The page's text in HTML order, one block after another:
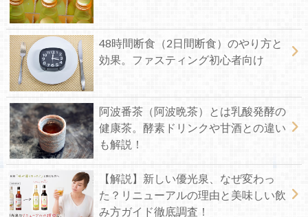
48時間断食（2日間断食）のやり方と
効果。ファスティング初心者向け
阿波番茶（阿波晩茶）とは乳酸発酵の
健康茶。酵素ドリンクや甘酒との違い
も解説！
【解説】新しい優光泉、なぜ変わっ
た？リニューアルの理由と美味しい飲
み方ガイド徹底調査！